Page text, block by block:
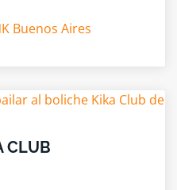
Buenos Aires
CLUB